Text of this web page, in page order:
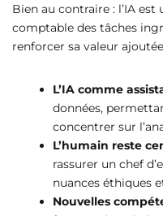
Bien au contraire : l’IA
comptable des tâches
renforcer sa valeur
L’IA comme
données,
concentrer sur
L’humain reste
rassurer un chef
nuances éthiques
Nouvelles